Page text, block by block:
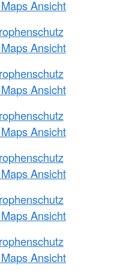
Ansicht
Ansicht
Ansicht
Ansicht
Ansicht
Ansicht
Ansicht